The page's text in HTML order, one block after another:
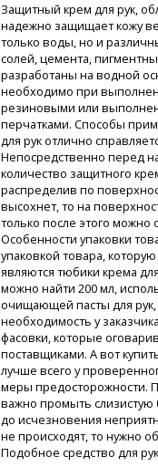
Защитный крем для рук,
надежно защищает кожу
только воды, но и
солей, цемента,
разработаны на водной
необходимо при
резиновыми или
перчатками. Способы
для рук отлично
Непосредственно перед
количество защитного
распределив по
высохнет, то на
только после этого можно
Особенности упаковки
упаковкой товара,
являются тюбики крема
можно найти 200 мл,
очищающей пасты для рук,
необходимость у
фасовки, которые
поставщиками. А вот
лучше всего у
меры предосторожности.
важно промыть
до исчезновения
не происходят, то нужно
Подобное средство для